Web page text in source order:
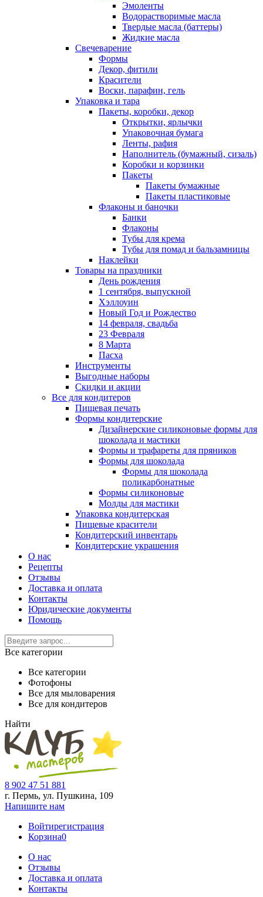
Эмоленты
Водорастворимые масла
Твердые масла (баттеры)
Жидкие масла
Свечеварение
Формы
Декор, фитили
Красители
Воски, парафин, гель
Упаковка и тара
Пакеты, коробки, декор
Открытки, ярлычки
Упаковочная бумага
Ленты, рафия
Наполнитель (бумажный, сизаль)
Коробки и корзинки
Пакеты
Пакеты бумажные
Пакеты пластиковые
Флаконы и баночки
Банки
Флаконы
Тубы для крема
Тубы для помад и бальзамницы
Наклейки
Товары на праздники
День рождения
1 сентября, выпускной
Хэллоуин
Новый Год и Рождество
14 февраля, свадьба
23 Февраля
8 Марта
Пасха
Инструменты
Выгодные наборы
Скидки и акции
Все для кондитеров
Пищевая печать
Формы кондитерские
Дизайнерские силиконовые формы для
шоколада и мастики
Формы и трафареты для пряников
Формы для шоколада
Формы для шоколада
поликарбонатные
Формы силиконовые
Молды для мастики
Упаковка кондитерская
Пищевые красители
Кондитерский инвентарь
Кондитерские украшения
О нас
Рецепты
Отзывы
Доставка и оплата
Контакты
Юридические документы
Помощь
Все категории
Все категории
Фотофоны
Все для мыловарения
Все для кондитеров
Найти
8 902 47 51 881
г. Пермь, ул. Пушкина, 109
Напишите нам
Войтирегистрация
Корзина0
О нас
Отзывы
Доставка и оплата
Контакты